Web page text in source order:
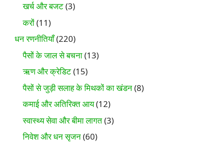
खर्च और बजट(3)
करों(11)
धन रणनीतियाँ(220)
पैसों के जाल से बचना(13)
ऋण और क्रेडिट(15)
पैसों से जुड़ी सलाह के मिथकों का खंडन(8)
कमाई और अतिरिक्त आय(12)
स्वास्थ्य सेवा और बीमा लागत(3)
निवेश और धन सृजन(60)